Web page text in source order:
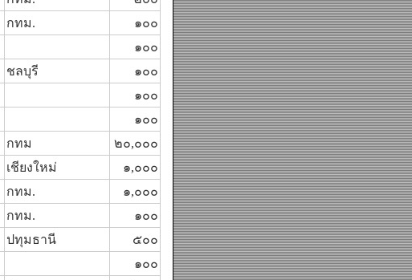
กทม.
๑๐๐
๑๐๐
ชลบุรี
๑๐๐
๑๐๐
๑๐๐
กทม
๒๐,๐๐๐
เชียงใหม่
๑,๐๐๐
กทม.
๑,๐๐๐
กทม.
๑๐๐
ปทุมธานี
๕๐๐
๑๐๐